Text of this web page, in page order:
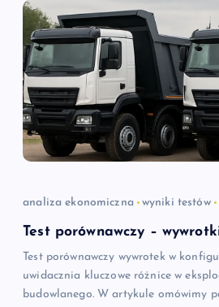
analiza ekonomiczna wyniki testów
Test porównawczy –
Test porównawczy wywrotek w
uwidacznia kluczowe różnice w
budowlanego. W artykule omówimy